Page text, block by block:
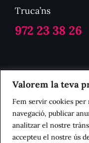
Valorem la teva
Fem servir cookies
navegació, publicar
analitzar el nostre
accepteu el nostre ús
Truca’ns
972 23 38 26